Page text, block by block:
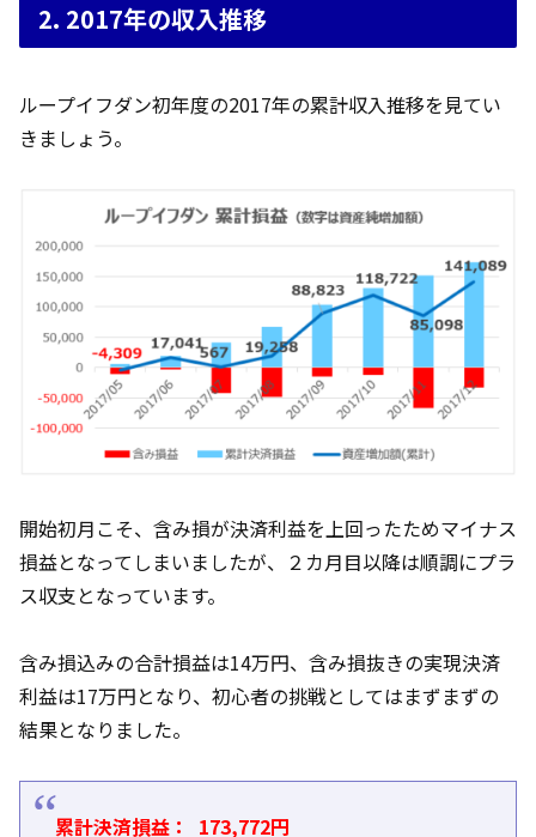
2. 2017年の収入推移
ループイフダン初年度の2017年の累計収入推移を見てい
きましょう。
開始初月こそ、含み損が決済利益を上回ったためマイナス
損益となってしまいましたが、２カ月目以降は順調にプラ
ス収支となっています。
含み損込みの合計損益は14万円、含み損抜きの実現決済
利益は17万円となり、初心者の挑戦としてはまずまずの
結果となりました。
累計決済損益： 173,772円